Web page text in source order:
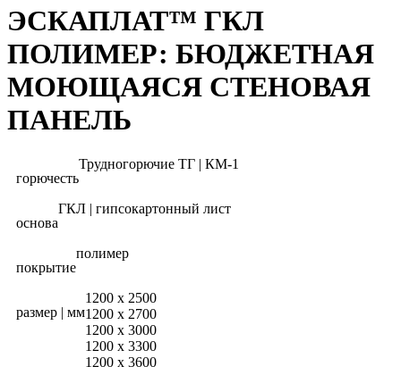
ЭСКАПЛАТ™ ГКЛ
ПОЛИМЕР: БЮДЖЕТНАЯ
МОЮЩАЯСЯ СТЕНОВАЯ
ПАНЕЛЬ
горючесть
Трудногорючие ТГ | КМ-1
основа
ГКЛ | гипсокартонный лист
покрытие
полимер
размер | мм
1200 х 2500
1200 х 2700
1200 х 3000
1200 х 3300
1200 х 3600